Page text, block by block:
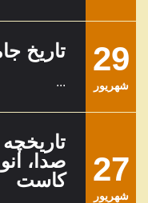
29
شهریور
تاریخ
...
27
شهریور
صدا،
کاست